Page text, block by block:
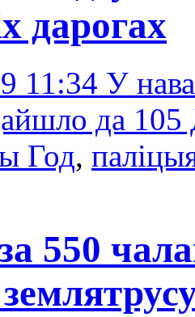
дарогах
11:34 У
да
Год,
550